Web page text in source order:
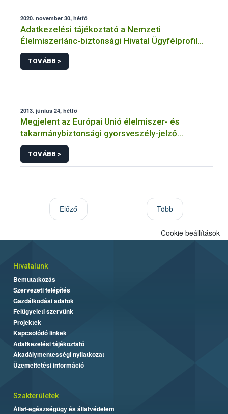
2020. november 30, hétfő
Adatkezelési tájékoztató a Nemzeti
Élelmiszerlánc-biztonsági Hivatal Ügyfélprofil
Rendszerben bioüzemanyag témakörben
intézhető közhatalmi eljárásaihoz kapcsolódó
adatkezeléséhez
TOVÁBB >
2013. június 24, hétfő
Megjelent az Európai Unió élelmiszer- és
takarmánybiztonsági gyorsveszély-jelző
rendszerének éves jelentése
TOVÁBB >
Előző Több
Cookie beállítások
Hivatalunk
Bemutatkozás
Szervezeti felépítés
Gazdálkodási adatok
Felügyeleti szervünk
Projektek
Kapcsolódó linkek
Adatkezelési tájékoztató
Akadálymentességi nyilatkozat
Üzemeltetési információ
Szakterületek
Állat-egészségügy és állatvédelem